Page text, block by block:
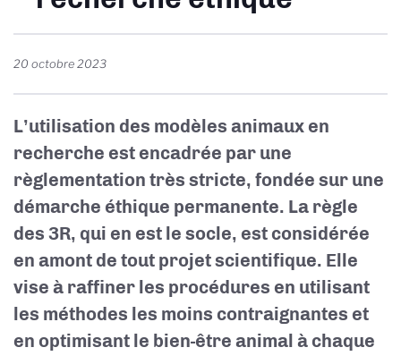
20 octobre 2023
L’utilisation des modèles animaux en
recherche est encadrée par une
règlementation très stricte, fondée sur une
démarche éthique permanente. La règle
des 3R, qui en est le socle, est considérée
en amont de tout projet scientifique. Elle
vise à raffiner les procédures en utilisant
les méthodes les moins contraignantes et
en optimisant le bien-être animal à chaque